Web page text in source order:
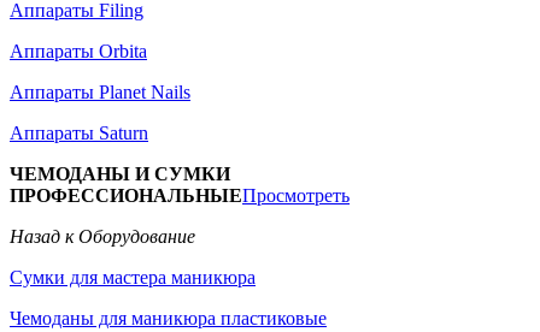
Аппараты Filing
Аппараты Orbita
Аппараты Planet Nails
Аппараты Saturn
ЧЕМОДАНЫ И СУМКИ
ПРОФЕССИОНАЛЬНЫЕПросмотреть
Назад к Оборудование
Сумки для мастера маникюра
Чемоданы для маникюра пластиковые